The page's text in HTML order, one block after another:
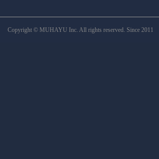
Copyright © MUHAYU Inc. All rights reserved. Since 2011